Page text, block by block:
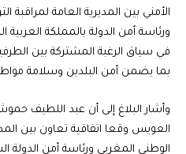
الأمني بين المديرية العامة لمراقبة
ورئاسة أمن الدولة بالمملكة العربية
في سياق الرغبة المشتركة بين
بما يضمن أمن البلدين وسلامة
وأشار البلاغ إلى أن عبد اللطيف
العويس وقعا اتفاقية تعاون بين
الوطني المغربي ورئاسة أمن